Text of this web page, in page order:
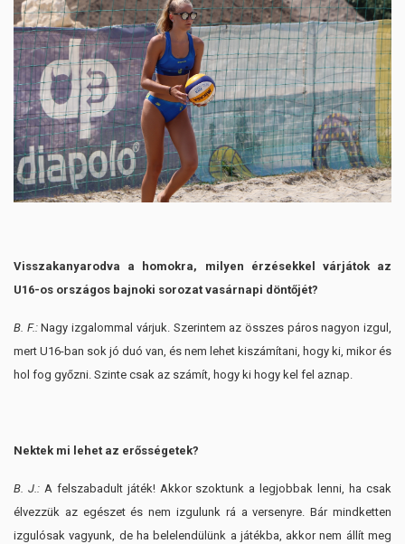
Visszakanyarodva a homokra, milyen érzésekkel várjátok az
U16-os országos bajnoki sorozat vasárnapi döntőjét?
B. F.:Nagy izgalommal várjuk. Szerintem az összes páros nagyon izgul,
mert U16-ban sok jó duó van, és nem lehet kiszámítani, hogy ki, mikor és
hol fog győzni. Szinte csak az számít, hogy ki hogy kel fel aznap.
Nektek mi lehet az erősségetek?
B. J.:A felszabadult játék! Akkor szoktunk a legjobbak lenni, ha csak
élvezzük az egészet és nem izgulunk rá a versenyre. Bár mindketten
izgulósak vagyunk, de ha belelendülünk a játékba, akkor nem állít meg